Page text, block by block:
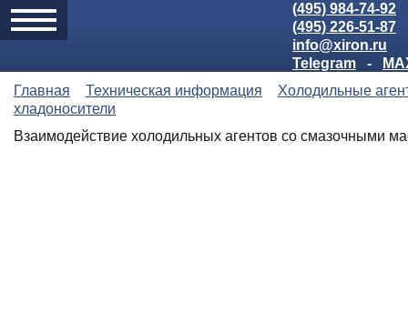
(495) 984-74-92
(495) 226-51-87
info@xiron.ru
Telegram
-
Главная
Техническая информация
Холодильные
хладоносители
Взаимодействие холодильных агентов со смазочными